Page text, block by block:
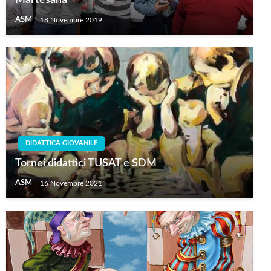
ASM 18 Novembre 2019
DIDATTICA GIOVANILE
Tornei didattici TUSAT e SDM
ASM 16 Novembre 2021